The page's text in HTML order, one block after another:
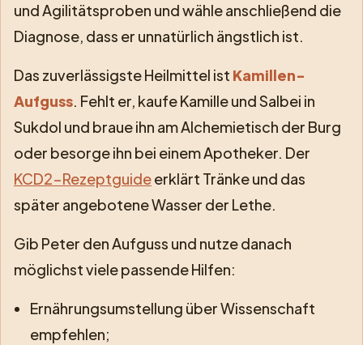
und Agilitätsproben und wähle anschließend die
Diagnose, dass er unnatürlich ängstlich ist.
Das zuverlässigste Heilmittel ist Kamillen-
Aufguss. Fehlt er, kaufe Kamille und Salbei in
Sukdol und braue ihn am Alchemietisch der Burg
oder besorge ihn bei einem Apotheker. Der
KCD2-Rezeptguideerklärt Tränke und das
später angebotene Wasser der Lethe.
Gib Peter den Aufguss und nutze danach
möglichst viele passende Hilfen:
Ernährungsumstellung über Wissenschaft
empfehlen;